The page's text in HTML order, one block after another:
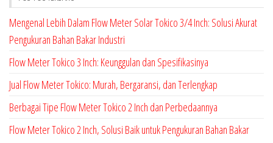
Mengenal Lebih Dalam Flow Meter Solar Tokico 3/4 Inch: Solusi Akurat
Pengukuran Bahan Bakar Industri
Flow Meter Tokico 3 Inch: Keunggulan dan Spesifikasinya
Jual Flow Meter Tokico: Murah, Bergaransi, dan Terlengkap
Berbagai Tipe Flow Meter Tokico 2 Inch dan Perbedaannya
Flow Meter Tokico 2 Inch, Solusi Baik untuk Pengukuran Bahan Bakar